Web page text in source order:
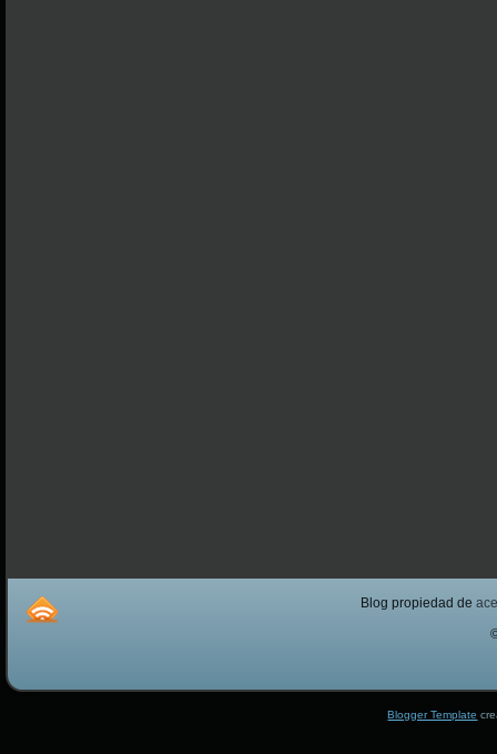
Blog propiedad de
Blogger Template